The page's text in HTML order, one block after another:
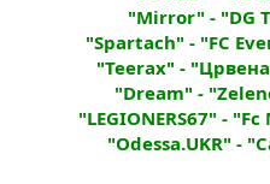
"Mirror" - "DG
"Spartach" - "FC
"Teerax" -
"Dream" -
"LEGIONERS67" -
"Odessa.UKR" -